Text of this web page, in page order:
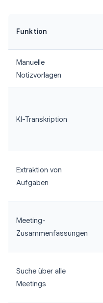
Funktion
Manuelle
Notizvorlagen
KI-Transkription
Extraktion von
Aufgaben
Meeting-
Zusammenfassungen
Suche über alle
Meetings